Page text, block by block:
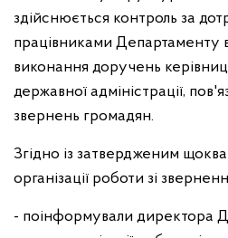
здійснюється контроль за
працівниками Департаменту
виконання доручень
державної адміністрації,
звернень громадян.
Згідно із затвердженим
організації роботи зі
- поінформували директора